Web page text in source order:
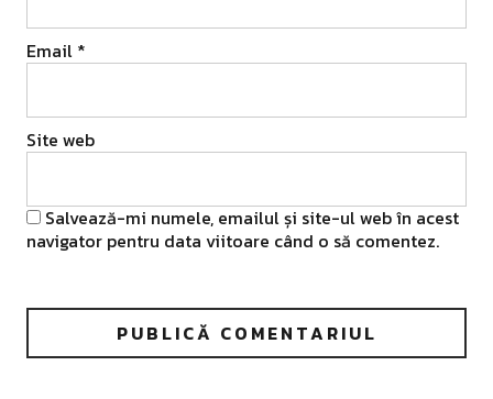
Email *
Site web
Salvează-mi numele, emailul și site-ul web în acest
navigator pentru data viitoare când o să comentez.